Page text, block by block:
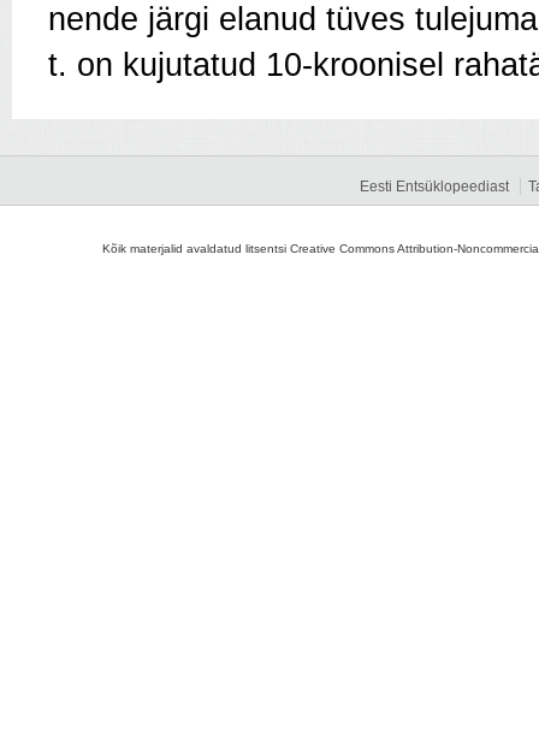
nende järgi elanud tüves
t. on kujutatud 10-kroonisel
Eesti Entsüklopeediast
Kõik materjalid avaldatud litsentsi Creative Commons Attribution-